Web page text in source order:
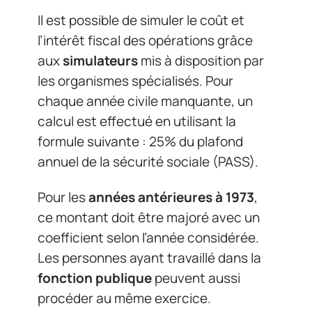
Il est possible de simuler le coût et
l’intérêt fiscal des opérations grâce
auxsimulateursmis à disposition par
les organismes spécialisés. Pour
chaque année civile manquante, un
calcul est effectué en utilisant la
formule suivante : 25% du plafond
annuel de la sécurité sociale (PASS).
Pour lesannées antérieures à 1973,
ce montant doit être majoré avec un
coefficient selon l’année considérée.
Les personnes ayant travaillé dans la
fonction publiquepeuvent aussi
procéder au même exercice.